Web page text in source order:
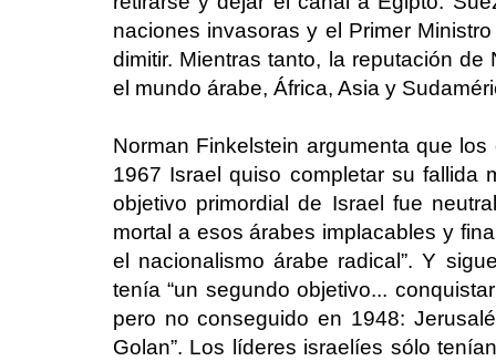
naciones invasoras y el Primer
dimitir. Mientras tanto, la reputación
el mundo árabe, África, Asia y
Norman Finkelstein argumenta que
1967 Israel quiso completar su fallida
objetivo primordial de Israel fue
mortal a esos árabes implacables y
el nacionalismo árabe radical”. Y
tenía “un segundo objetivo...
pero no conseguido en 1948:
Golan”. Los líderes israelíes sólo